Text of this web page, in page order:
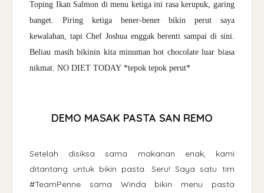
Toping Ikan Salmon di menu ketiga ini rasa kerupuk, garing
banget. Piring ketiga bener-bener bikin perut saya
kewalahan, tapi Chef Joshua enggak berenti sampai di sini.
Beliau masih bikinin kita minuman hot chocolate luar biasa
nikmat. NO DIET TODAY*tepok tepok perut*
DEMO MASAK PASTA SAN REMO
Setelah disiksa sama makanan enak, kami
ditantang untuk bikin pasta. Seru! Saya satu tim
#TeamPenne sama Winda bikin menu pasta